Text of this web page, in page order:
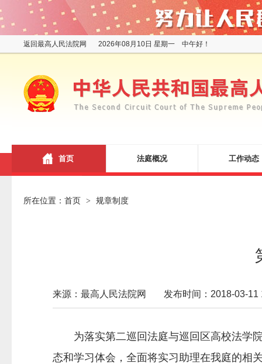
返回最高人民法院网 2026年08月10日 星期一 中午好！
首页 法庭概况 工作动态
所在位置： 首页 > 规章制度
来源：最高人民法院网 发布时间：2018-03-11
为落实第二巡回法庭与巡回区高校法学
态和学习体会，全面将实习助理在我庭的相